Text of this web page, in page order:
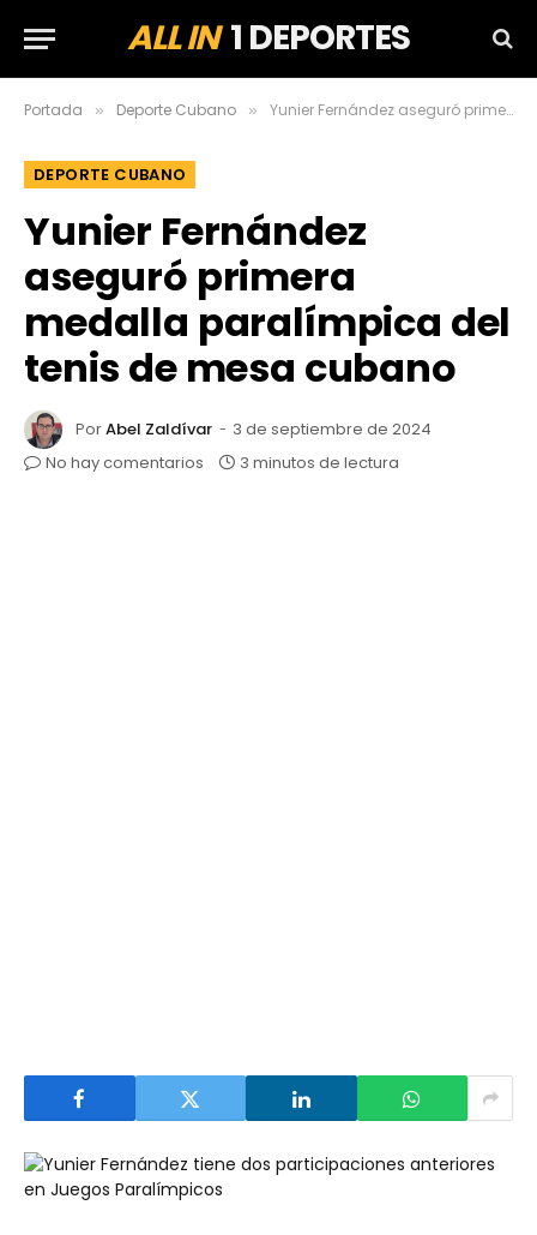
ALL IN1 DEPORTES
Portada » Deporte Cubano » Yunier Fernández aseguró primera medalla paralímpica del tenis de mesa cubano
DEPORTE CUBANO
Yunier Fernández
aseguró primera
medalla paralímpica del
tenis de mesa cubano
PorAbel Zaldívar
3 de septiembre de 2024
No hay comentarios
3 minutos de lectura